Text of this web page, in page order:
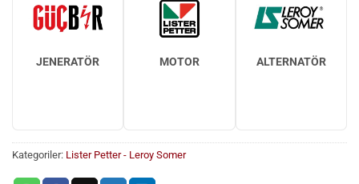
JENERATÖR MOTOR ALTERNATÖR
Kategoriler: Lister Petter - Leroy Somer